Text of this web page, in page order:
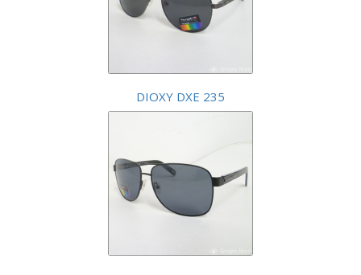
DIOXY DXE 235